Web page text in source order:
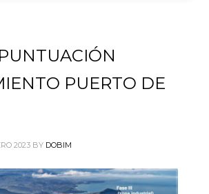
PUERTO DE
2023 BY DOBIM